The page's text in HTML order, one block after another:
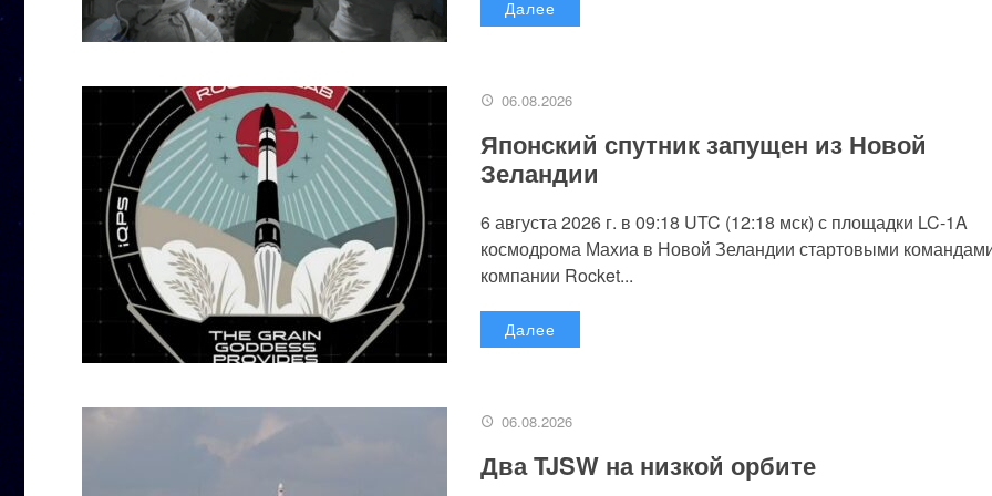
Далее
06.08.2026
Японский спутник запущен из Новой
Зеландии
6 августа 2026 г. в 09:18 UTC (12:18 мск) с площадки LC-1A
космодрома Махиа в Новой Зеландии стартовыми
компании Rocket...
Далее
06.08.2026
Два TJSW на низкой орбите